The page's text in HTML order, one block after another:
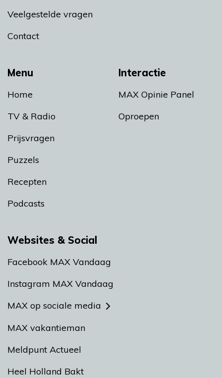
Menu
Home
TV & Radio
Prijsvragen
Puzzels
Recepten
Podcasts
Interactie
MAX Opinie Panel
Oproepen
Veelgestelde vragen
Contact
Websites & Social
Facebook MAX Vandaag
Instagram MAX Vandaag
MAX op sociale media
MAX vakantieman
Meldpunt Actueel
Heel Holland Bakt